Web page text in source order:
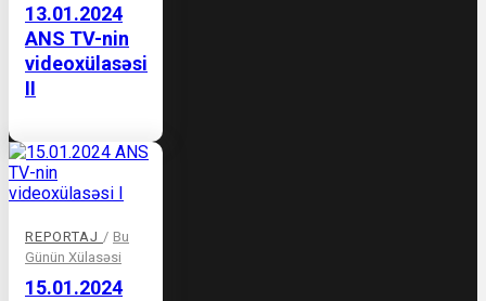
13.01.2024
ANS TV-nin
videoxülasəsi
II
REPORTAJ / Bu
Günün Xülasəsi
15.01.2024